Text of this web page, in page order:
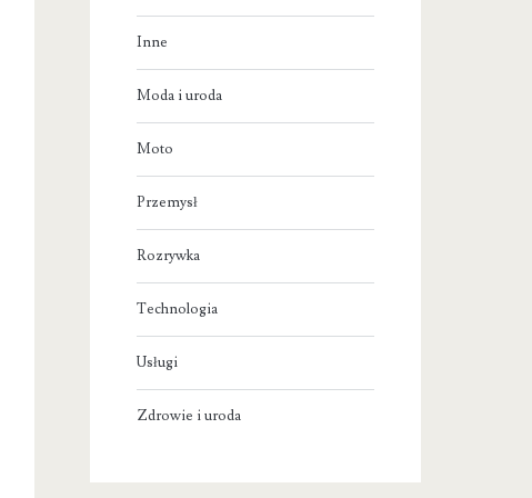
Inne
Moda i uroda
Moto
Przemysł
Rozrywka
Technologia
Usługi
Zdrowie i uroda